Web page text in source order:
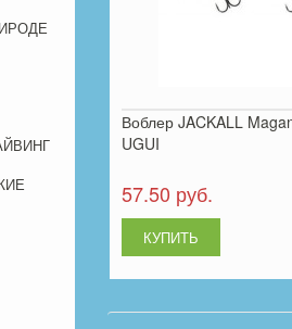
Воблер JACKALL
UGUI
57.50 руб.